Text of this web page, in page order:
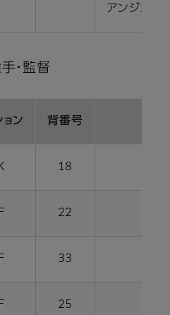
アンジェ
・監督
ン 背番号
18
22
33
25